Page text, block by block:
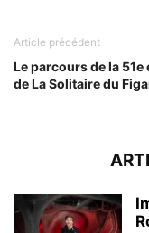
Article précédent
Le parcours de la 51e
de La Solitaire du